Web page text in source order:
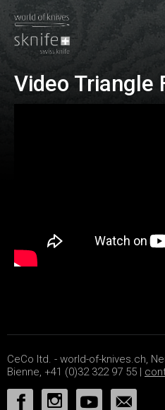
Video Triangle
CeCo ltd. - world-of-knives.ch,
Bienne, +41 (0)32 322 97 55 |